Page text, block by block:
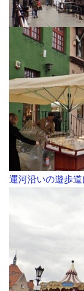
運河沿いの遊歩道